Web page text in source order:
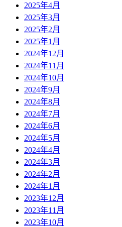
2025年4月
2025年3月
2025年2月
2025年1月
2024年12月
2024年11月
2024年10月
2024年9月
2024年8月
2024年7月
2024年6月
2024年5月
2024年4月
2024年3月
2024年2月
2024年1月
2023年12月
2023年11月
2023年10月